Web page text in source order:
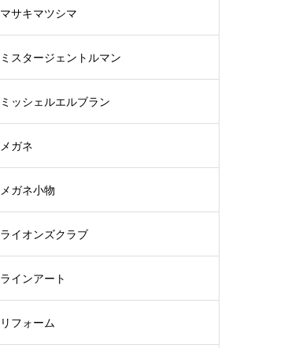
マサキマツシマ
ミスタージェントルマン
ミッシェルエルブラン
メガネ
メガネ小物
ライオンズクラブ
ラインアート
リフォーム